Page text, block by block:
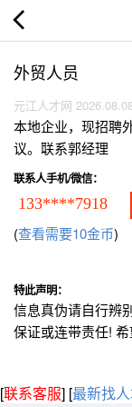
外贸人员
元江人才网
本地企业，现招聘
议。联系郭经理
联系人手机/微信：
133****7918
(查看需要10金币)
特此声明：
信息真伪请自行辨
保证或连带责任!
[联系客服] [最新找